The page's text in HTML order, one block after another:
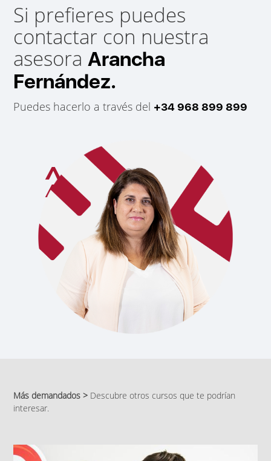
Si prefieres puedes
contactar con nuestra
asesoraArancha
Fernández.
Puedes hacerlo a través del +34 968 899 899
Más demandados > Descubre otros cursos que te podrían
interesar.